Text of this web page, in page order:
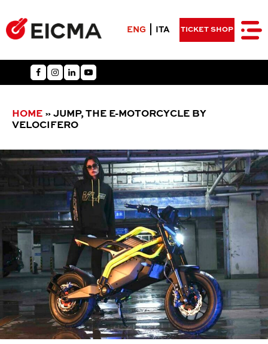
ENG ITA TICKET SHOP
HOME » JUMP, THE E-MOTORCYCLE BY
VELOCIFERO